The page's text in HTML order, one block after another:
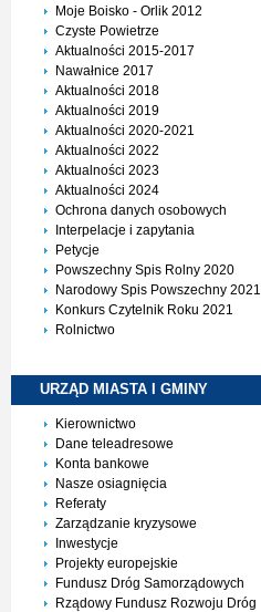
Moje Boisko - Orlik 2012
Czyste Powietrze
Aktualności 2015-2017
Nawałnice 2017
Aktualności 2018
Aktualności 2019
Aktualności 2020-2021
Aktualności 2022
Aktualności 2023
Aktualności 2024
Ochrona danych osobowych
Interpelacje i zapytania
Petycje
Powszechny Spis Rolny 2020
Narodowy Spis Powszechny 2021
Konkurs Czytelnik Roku 2021
Rolnictwo
URZĄD MIASTA I GMINY
Kierownictwo
Dane teleadresowe
Konta bankowe
Nasze osiagnięcia
Referaty
Zarządzanie kryzysowe
Inwestycje
Projekty europejskie
Fundusz Dróg Samorządowych
Rządowy Fundusz Rozwoju Dróg